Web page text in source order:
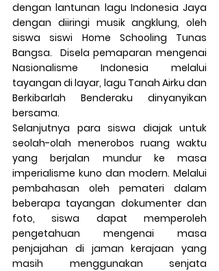
dengan lantunan lagu Indonesia Jaya
dengan diiringi musik angklung, oleh
siswa siswi Home Schooling Tunas
Bangsa.  Disela pemaparan mengenai
Nasionalisme Indonesia melalui
tayangan di layar, lagu Tanah Airku dan
Berkibarlah Benderaku dinyanyikan
bersama.
Selanjutnya para siswa diajak untuk
seolah-olah menerobos ruang waktu
yang berjalan mundur ke masa
imperialisme kuno dan modern. Melalui
pembahasan oleh pemateri dalam
beberapa tayangan dokumenter dan
foto, siswa dapat memperoleh
pengetahuan mengenai masa
penjajahan di jaman kerajaan yang
masih menggunakan senjata